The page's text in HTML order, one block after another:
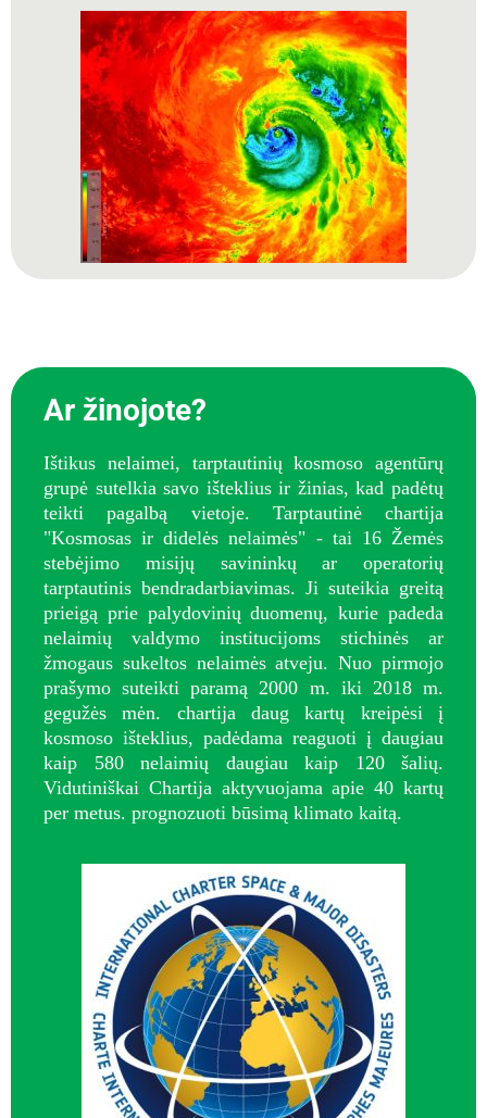
Ar žinojote?
Ištikus nelaimei, tarptautinių kosmoso agentūrų
grupė sutelkia savo išteklius ir žinias, kad padėtų
teikti pagalbą vietoje. Tarptautinė chartija
"Kosmosas ir didelės nelaimės" - tai 16 Žemės
stebėjimo misijų savininkų ar operatorių
tarptautinis bendradarbiavimas. Ji suteikia greitą
prieigą prie palydovinių duomenų, kurie padeda
nelaimių valdymo institucijoms stichinės ar
žmogaus sukeltos nelaimės atveju. Nuo pirmojo
prašymo suteikti paramą 2000 m. iki 2018 m.
gegužės mėn. chartija daug kartų kreipėsi į
kosmoso išteklius, padėdama reaguoti į daugiau
kaip 580 nelaimių daugiau kaip 120 šalių.
Vidutiniškai Chartija aktyvuojama apie 40 kartų
per metus. prognozuoti būsimą klimato kaitą.